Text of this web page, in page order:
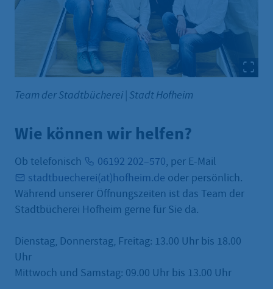
Team der Stadtbücherei | Stadt Hofheim
Wie können wir helfen?
Ob telefonisch 06192 202–570, per E-Mail
stadtbuecherei(at)hofheim.de oder persönlich.
Während unserer Öffnungszeiten ist das Team der
Stadtbücherei Hofheim gerne für Sie da.
Dienstag, Donnerstag, Freitag: 13.00 Uhr bis 18.00
Uhr
Mittwoch und Samstag: 09.00 Uhr bis 13.00 Uhr